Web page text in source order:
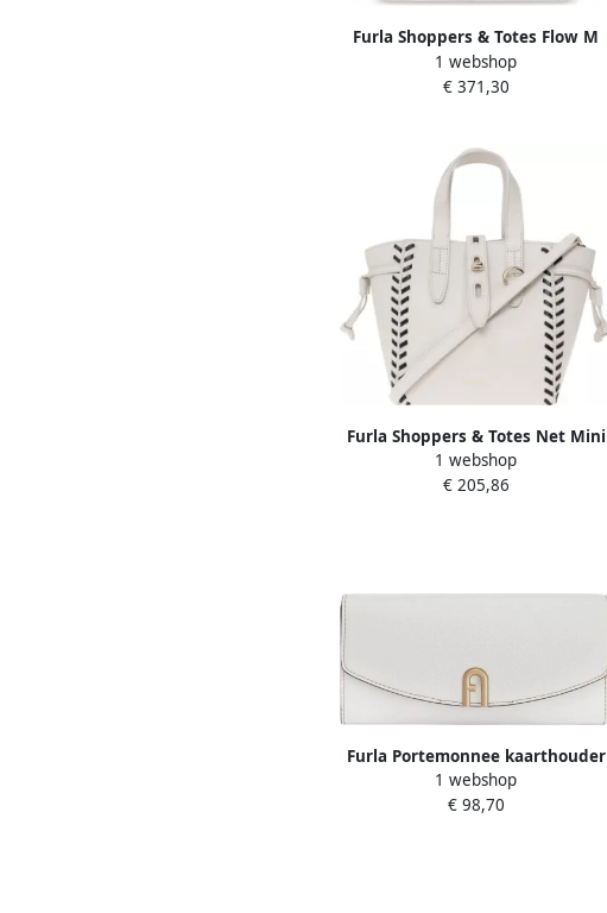
Furla Shoppers & Totes Flow M
Top Handle in grijs
1 webshop
€ 371,30
Furla Shoppers & Totes Net Mini
Tote in beige
1 webshop
€ 205,86
Furla Portemonnee kaarthouder
White Dames
1 webshop
€ 98,70